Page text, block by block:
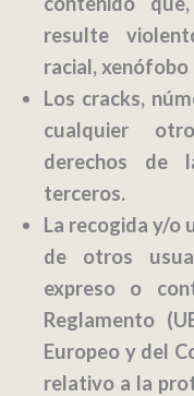
resulte
racial,
Los cracks,
cualquier
derechos de
terceros.
La recogida y/o
de otros
expreso o
Reglamento
Europeo y del
relativo a la